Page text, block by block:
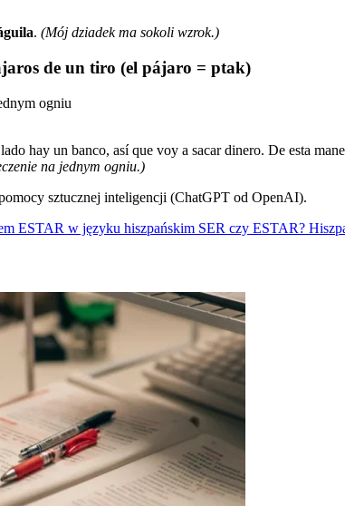
. (Mój dziadek ma sokoli wzrok.)
de un tiro (el pájaro = ptak)
ogniu
hay un banco, así que voy a sacar dinero. De esta
na jednym ogniu.)
sztucznej inteligencji (ChatGPT od OpenAI).
ESTAR w języku hiszpańskim SER czy ESTAR?